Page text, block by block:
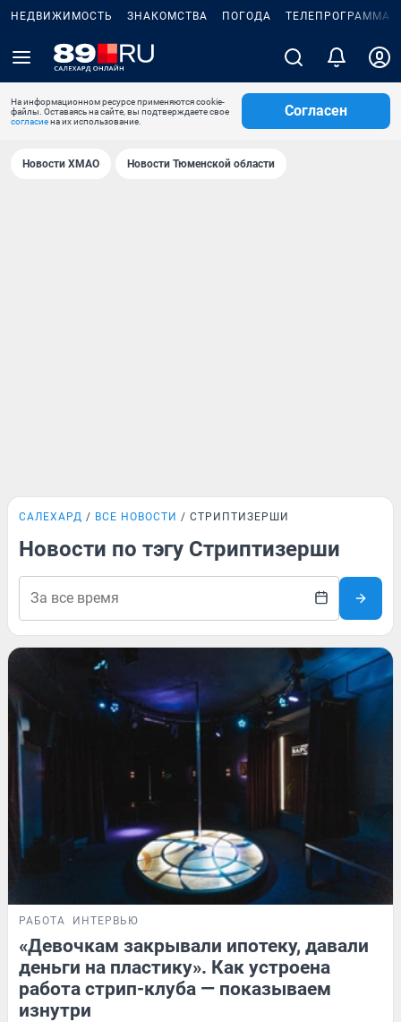
НЕДВИЖИМОСТЬ ЗНАКОМСТВА ПОГОДА ТЕЛЕПРОГРАММА
На информационном ресурсе применяются cookie-
файлы. Оставаясь на сайте, вы подтверждаете свое
согласиена их использование.
Согласен
Новости ХМАО Новости Тюменской области
САЛЕХАРД ВСЕ НОВОСТИ СТРИПТИЗЕРШИ
Новости по тэгу Стриптизерши
РАБОТА ИНТЕРВЬЮ
«Девочкам закрывали ипотеку, давали
деньги на пластику». Как устроена
работа стрип-клуба — показываем
изнутри